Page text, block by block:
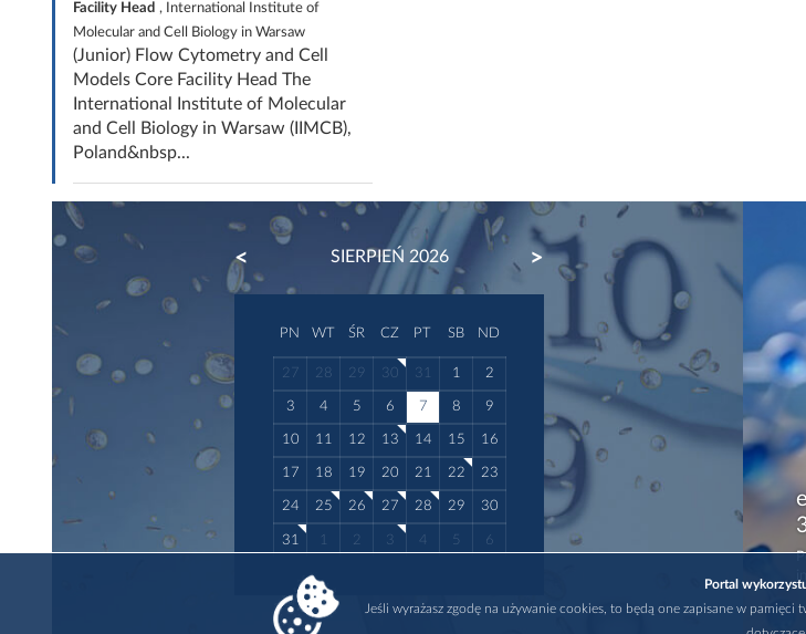
Facility Head , International Institute of
Molecular and Cell Biology in Warsaw
(Junior) Flow Cytometry and Cell
Models Core Facility Head The
International Institute of Molecular
and Cell Biology in Warsaw (IIMCB),
Poland&nbsp...
SIERPIEŃ 2026
PREVIOUS NEXT
PN WT ŚR CZ PT SB ND
27 28 29 30 31 1 2
3 4 5 6 7 8 9
10 11 12 13 14 15 16
17 18 19 20 21 22 23
24 25 26 27 28 29 30
31 1 2 3 4 5 6
Portal
Jeśli wyrażasz zgodę na używanie cookies, to będą one zapisane w